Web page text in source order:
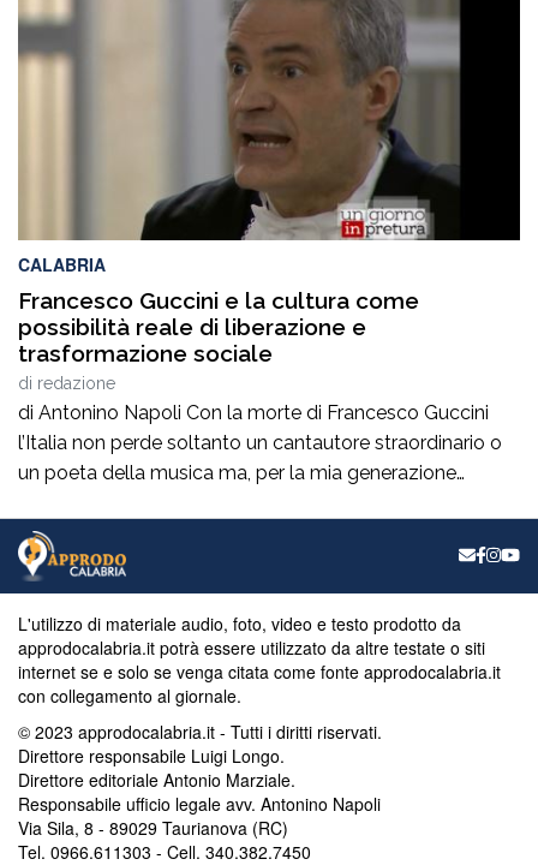
protagonisti del panorama culturale e istituzionale
italiano. Nella splendida cornice di Piazza […]
CALABRIA
Francesco Guccini e la cultura come
possibilità reale di liberazione e
trasformazione sociale
di redazione
di Antonino Napoli Con la morte di Francesco Guccini
l’Italia non perde soltanto un cantautore straordinario o
un poeta della musica ma, per la mia generazione
ne va un autentico riferimento culturale, uno di quei
maestri che hanno insegnato a pensare prima ancora
che a cantare. […]
L'utilizzo di materiale audio, foto, video e testo prodotto da
approdocalabria.it potrà essere utilizzato da altre testate o siti
internet se e solo se venga citata come fonte approdocalabria.it
con collegamento al giornale.
© 2023 approdocalabria.it - Tutti i diritti riservati.
Direttore responsabile Luigi Longo.
Direttore editoriale Antonio Marziale.
Responsabile ufficio legale avv. Antonino Napoli
Via Sila, 8 - 89029 Taurianova (RC)
Tel. 0966.611303 - Cell. 340.382.7450